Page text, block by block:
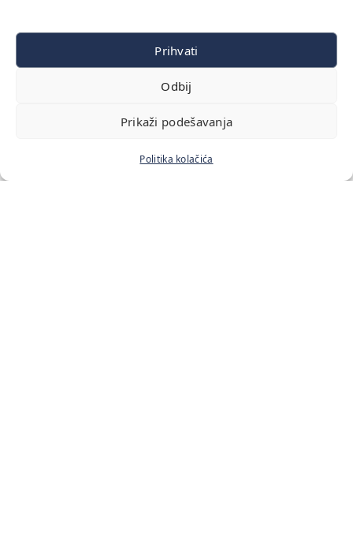
Prihvati
Odbij
Prikaži podešavanja
Politika kolačića